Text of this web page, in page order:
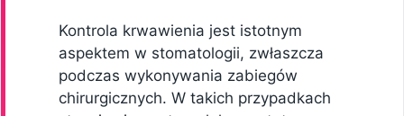
Kontrola krwawienia jest istotnym
aspektem w stomatologii, zwłaszcza
podczas wykonywania zabiegów
chirurgicznych. W takich przypadkach